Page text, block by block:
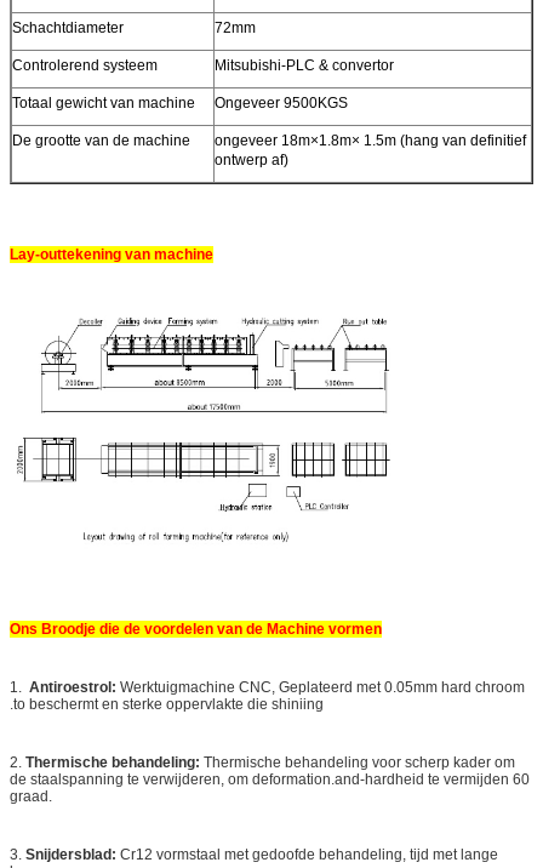
Schachtdiameter 72mm
Controlerend systeem Mitsubishi-PLC & convertor
Totaal gewicht van machine Ongeveer 9500KGS
De grootte van de machine
ongeveer 18m×1.8m× 1.5m (hang van definitief
ontwerp af)
Lay-outtekening van machine
Ons Broodje die de voordelen van de Machine vormen
1. Antiroestrol: Werktuigmachine CNC, Geplateerd met 0.05mm hard chroom
.to beschermt en sterke oppervlakte die shiniing
2. Thermische behandeling: Thermische behandeling voor scherp kader om
de staalspanning te verwijderen, om deformation.and-hardheid te vermijden 60
graad.
3. Snijdersblad: Cr12 vormstaal met gedoofde behandeling, tijd met lange